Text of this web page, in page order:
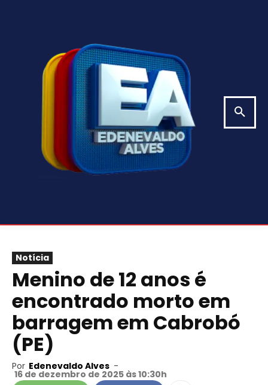
Notícia
Menino de 12 anos é
encontrado morto em
barragem em Cabrobó
(PE)
Por Edenevaldo Alves -
16 de dezembro de 2025 às 10:30h